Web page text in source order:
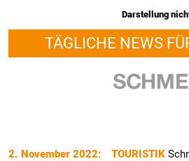
Darstellung
TÄGLICHE NEWS
2. November 2022: TOURISTIK